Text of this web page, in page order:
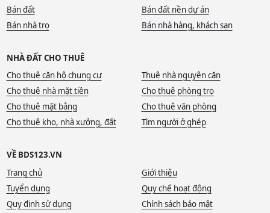
Bán đất
Bán đất nền dự án
Bán nhà trọ
Bán nhà hàng, khách sạn
NHÀ ĐẤT CHO THUÊ
Cho thuê căn hộ chung cư
Thuê nhà nguyên căn
Cho thuê nhà mặt tiền
Cho thuê phòng trọ
Cho thuê mặt bằng
Cho thuê văn phòng
Cho thuê kho, nhà xưởng, đất
Tìm người ở ghép
VỀ BDS123.VN
Trang chủ
Giới thiệu
Tuyển dụng
Quy chế hoạt động
Quy định sử dụng
Chính sách bảo mật